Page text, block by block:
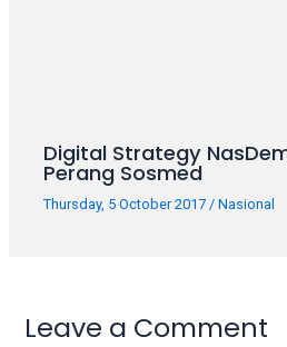
Digital Strategy
Perang Sosmed
Thursday, 5 October 2017/Nasional
Leave a Comment